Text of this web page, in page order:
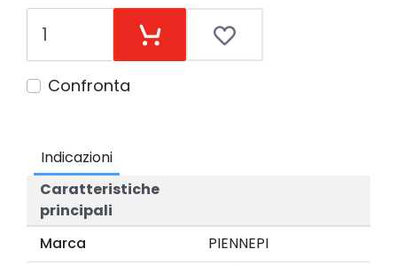
Confronta
Indicazioni
Caratteristiche
principali
Marca
PIENNEPI